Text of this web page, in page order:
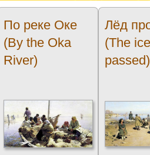
По реке Оке
(By the Oka
River)
Лёд
(The
passed)